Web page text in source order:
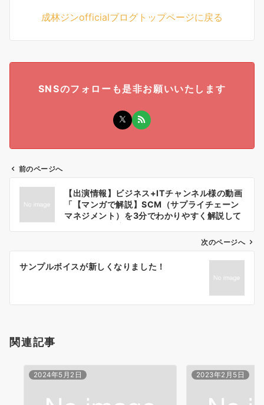
成林ジンofficialブログトップページに戻る
SNSのフォローも是非お願いいたします
ビ
ン
前のページへ
【出演情報】ビジネス+ITチャンネル様の動画
「【マンガで解説】SCM（サプライチェーン
マネジメント）を3分でわかりやすく解説して
次のページへ
サンプルボイスが新しくなりました！
関連記事
2024年5月2日 2023年2月5日